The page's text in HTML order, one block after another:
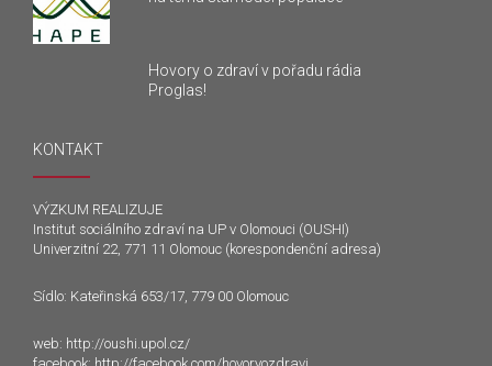
Hovory o zdraví v pořadu rádia
Proglas!
KONTAKT
VÝZKUM REALIZUJE
Institut sociálního zdraví na UP v Olomouci (OUSHI)
Univerzitní 22, 771 11 Olomouc (korespondenční adresa)
Sídlo: Kateřinská 653/17, 779 00 Olomouc
web: http://oushi.upol.cz/